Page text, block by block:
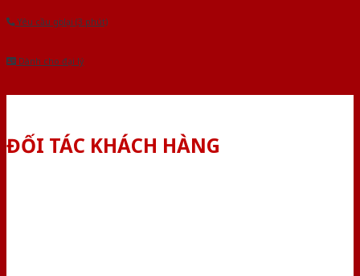
Yêu cầu gọi lại (3 phút)
Dành cho đại lý
ĐỐI TÁC KHÁCH HÀNG